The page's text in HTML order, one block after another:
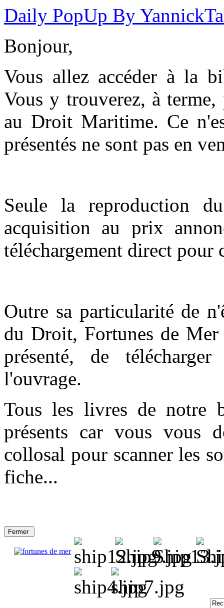
Daily PopUp By
Bonjour,
Vous allez accéder à la
Vous y trouverez, à terme,
au Droit Maritime. Ce
présentés ne sont pas en
Seule la reproduction
acquisition au prix
téléchargement direct pour
Outre sa particularité de
du Droit, Fortunes de
présenté, de
l'ouvrage.
Tous les livres de notre
présents car vous vous
collosal pour scanner les
fiche...